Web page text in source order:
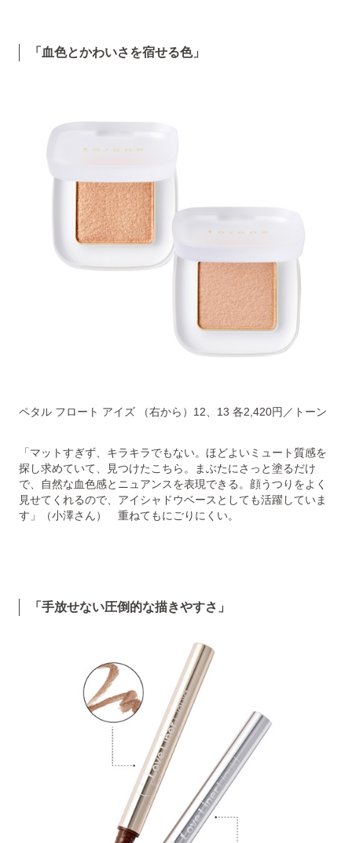
「血色とかわいさを宿せる色」
ペタル フロート アイズ （右から）12、13 各2,420円／トーン
「マットすぎず、キラキラでもない。ほどよいミュート質感を
探し求めていて、見つけたこちら。まぶたにさっと塗るだけ
で、自然な血色感とニュアンスを表現できる。顔うつりをよく
見せてくれるので、アイシャドウベースとしても活躍していま
す」（小澤さん） 重ねてもにごりにくい。
「手放せない圧倒的な描きやすさ」